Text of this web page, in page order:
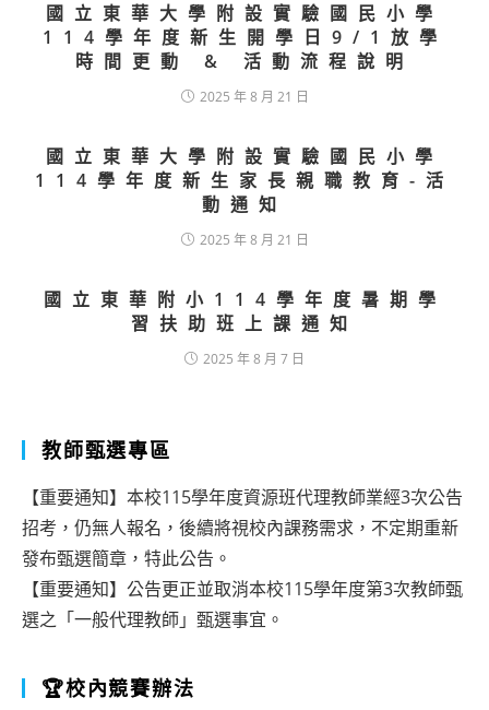
國立東華大學附設實驗國民小學
114學年度新生開學日9/1放學
時間更動 & 活動流程說明
2025 年 8 月 21 日
國立東華大學附設實驗國民小學
114學年度新生家長親職教育-活
動通知
2025 年 8 月 21 日
國立東華附小114學年度暑期學
習扶助班上課通知
2025 年 8 月 7 日
教師甄選專區
【重要通知】本校115學年度資源班代理教師業經3次公告
招考，仍無人報名，後續將視校內課務需求，不定期重新
發布甄選簡章，特此公告。
【重要通知】公告更正並取消本校115學年度第3次教師甄
選之「一般代理教師」甄選事宜。
🏆校內競賽辦法